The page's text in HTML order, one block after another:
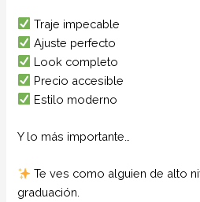
Traje impecable
Ajuste perfecto
Look completo
Precio accesible
Estilo moderno
Y lo más importante…
Te ves como alguien de alto
graduación.